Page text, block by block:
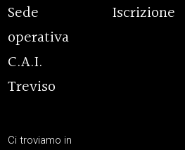
Sede
operativa
C.A.I.
Treviso
Ci troviamo in
Iscrizione